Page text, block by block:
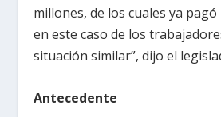
millones, de los cuales ya pagó
en este caso de los
situación similar”, dijo el
Antecedente